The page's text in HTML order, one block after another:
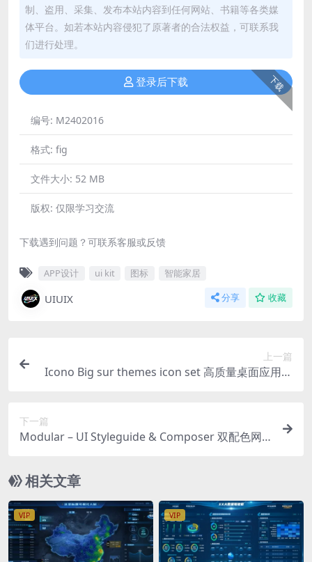
制、盗用、采集、发布本站内容到任何网站、书籍等各类媒
体平台。如若本站内容侵犯了原著者的合法权益，可联系我
们进行处理。
下载
登录后下载
编号: M2402016
格式: fig
文件大小: 52 MB
版权: 仅限学习交流
下载遇到问题？可联系客服或反馈
APP设计 ui kit 图标 智能家居
UIUIX 分享 收藏
上一篇
Icono Big sur themes icon set 高质量桌面应用小
下一篇
Modular – UI Styleguide & Composer 双配色网
设计模板
相关文章
VIP VIP